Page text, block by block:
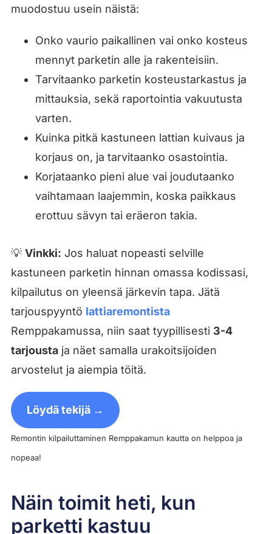
muodostuu usein näistä:
Onko vaurio paikallinen vai onko kosteus
mennyt parketin alle ja rakenteisiin.
Tarvitaanko parketin kosteustarkastus ja
mittauksia, sekä raportointia vakuutusta
varten.
Kuinka pitkä kastuneen lattian kuivaus ja
korjaus on, ja tarvitaanko osastointia.
Korjataanko pieni alue vai joudutaanko
vaihtamaan laajemmin, koska paikkaus
erottuu sävyn tai eräeron takia.
💡 Vinkki: Jos haluat nopeasti selville
kastuneen parketin hinnan omassa kodissasi,
kilpailutus on yleensä järkevin tapa. Jätä
tarjouspyyntö lattiaremontista
Remppakamussa, niin saat tyypillisesti 3-4
tarjoustaja näet samalla urakoitsijoiden
arvostelut ja aiempia töitä.
Löydä tekijä →
Remontin kilpailuttaminen Remppakamun kautta on helppoa ja
nopeaa!
Näin toimit heti, kun
parketti kastuu